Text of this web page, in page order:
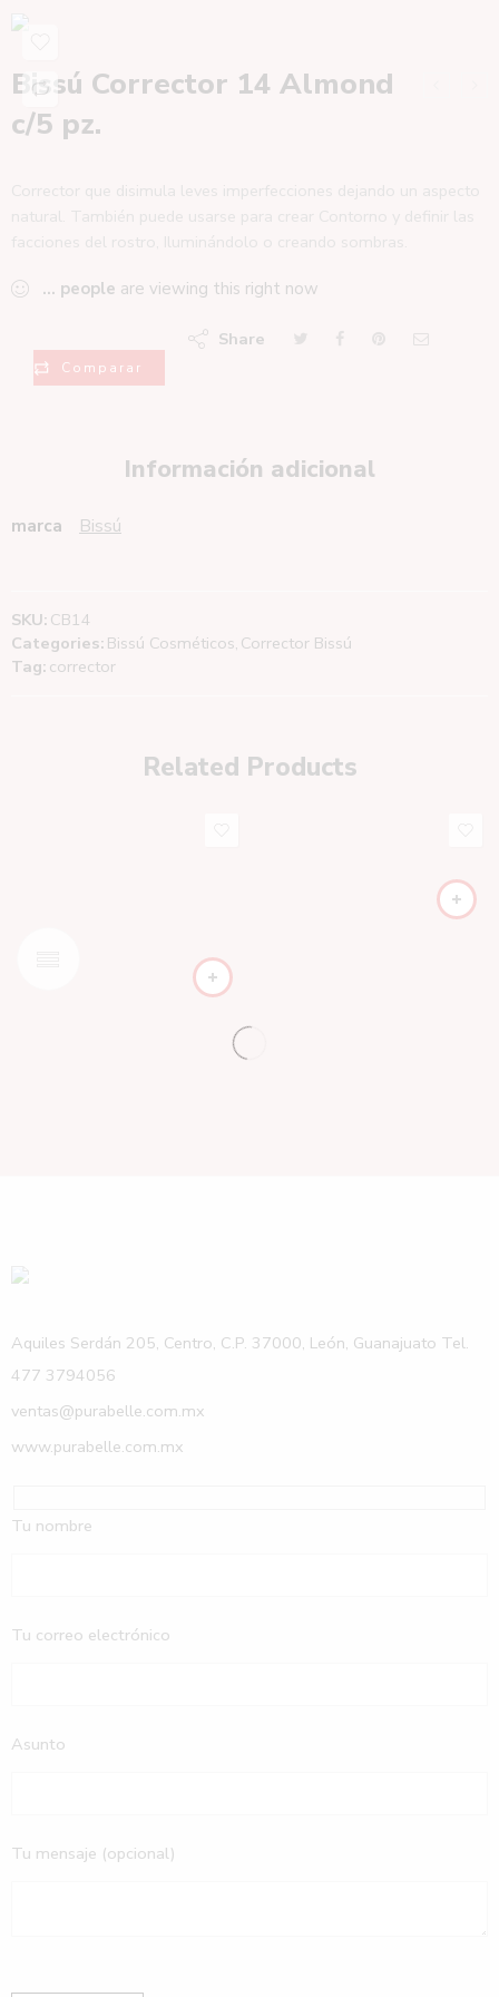
Bissú Corrector 14 Almond
c/5 pz.
... people are viewing this right now
Comparar
Share
Información adicional
marca Bissú
SKU: CB14
Categories: Bissú Cosméticos, Corrector Bissú
Tag: corrector
Related Products
Aquiles Serdán 205, Centro, C.P. 37000, León, Guanajuato Tel.
477 3794056
ventas@purabelle.com.mx
www.purabelle.com.mx
Tu nombre
Tu correo electrónico
Asunto
Tu mensaje (opcional)